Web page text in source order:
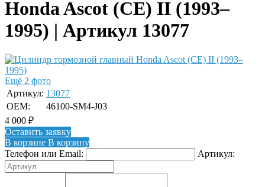
Honda Ascot (CE) II (1993–
1995) | Артикул 13077
Ещё 2 фото
Артикул: 13077
OEM:
46100-SM4-J03
4 000 ₽
Оставить заявку
В корзине В корзину
Телефон или Email:
Артикул: